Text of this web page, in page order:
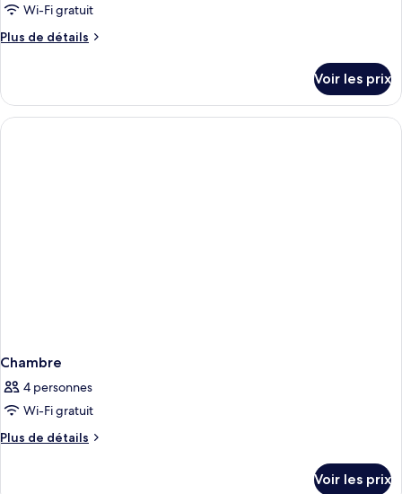
Wi-Fi gratuit
Plus de détails
Plus
le
type
de
Voir les prix
Chambre
4 personnes
Wi-Fi gratuit
Plus de détails
Plus
Voir les prix